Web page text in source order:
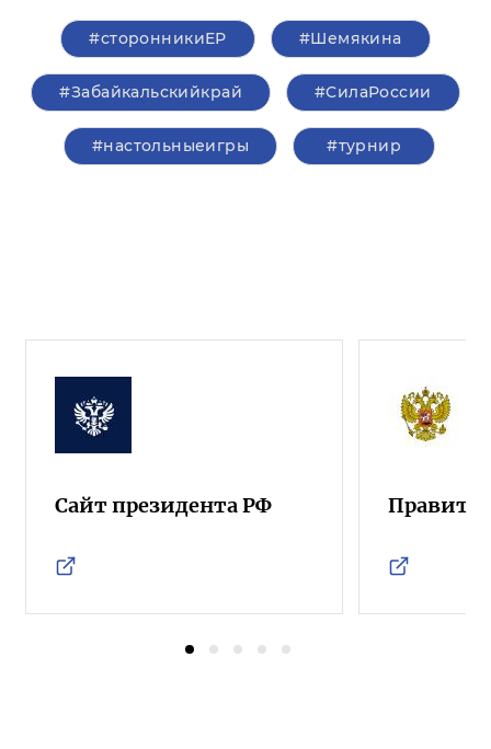
#сторонникиЕР #Шемякина
#Забайкальскийкрай #СилаРоссии
#настольныеигры #турнир
Сайт президента РФ